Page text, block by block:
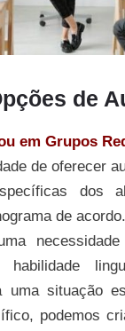
de
em Grupos
de oferecer
dos
de acordo.
uma situação
podemos